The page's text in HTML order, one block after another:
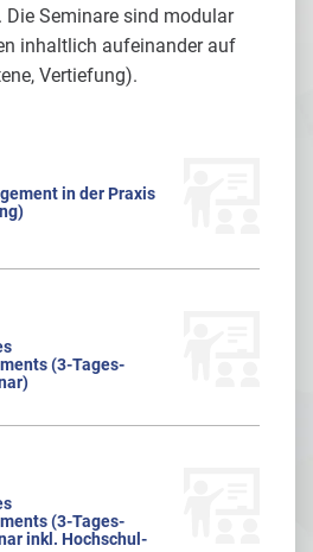
. Die Seminare sind modular
inhaltlich aufeinander auf
Vertiefung).
in der Praxis
(3-Tages-
(3-Tages-
inkl. Hochschul-